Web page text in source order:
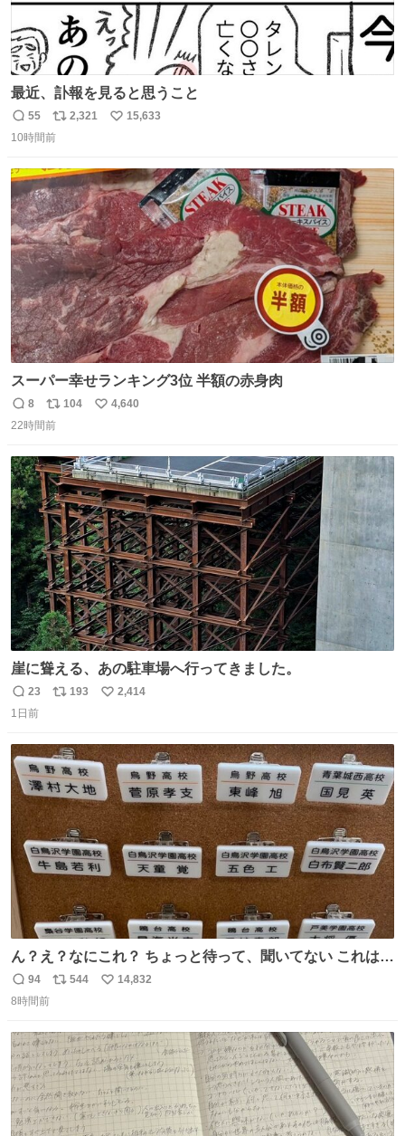
最近、訃報を見ると思うこと
返
信
55
リ
ポ
ト
数
2,321
い
数
15,633
10時間前
スーパー幸せランキング3位 半額の赤身肉
返
信
8
リ
ポ
ト
数
104
い
数
4,640
22時間前
崖に聳える、あの駐車場へ行ってきました。
返
信
23
リ
ト
数
193
い
数
2,414
1日前
ん？え？なにこれ？ ちょっと待って、聞いてない これは販
売されているのもですか？
返
信
94
リ
ト
数
544
い
数
14,832
8時間前